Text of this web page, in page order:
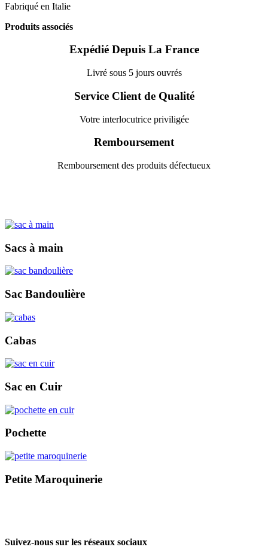
Fabriqué en Italie
Produits associés
Expédié Depuis La France
Livré sous 5 jours ouvrés
Service Client de Qualité
Votre interlocutrice priviligée
Remboursement
Remboursement des produits défectueux
Sacs à main
Sac Bandoulière
Cabas
Sac en Cuir
Pochette
Petite Maroquinerie
Suivez-nous sur les réseaux sociaux